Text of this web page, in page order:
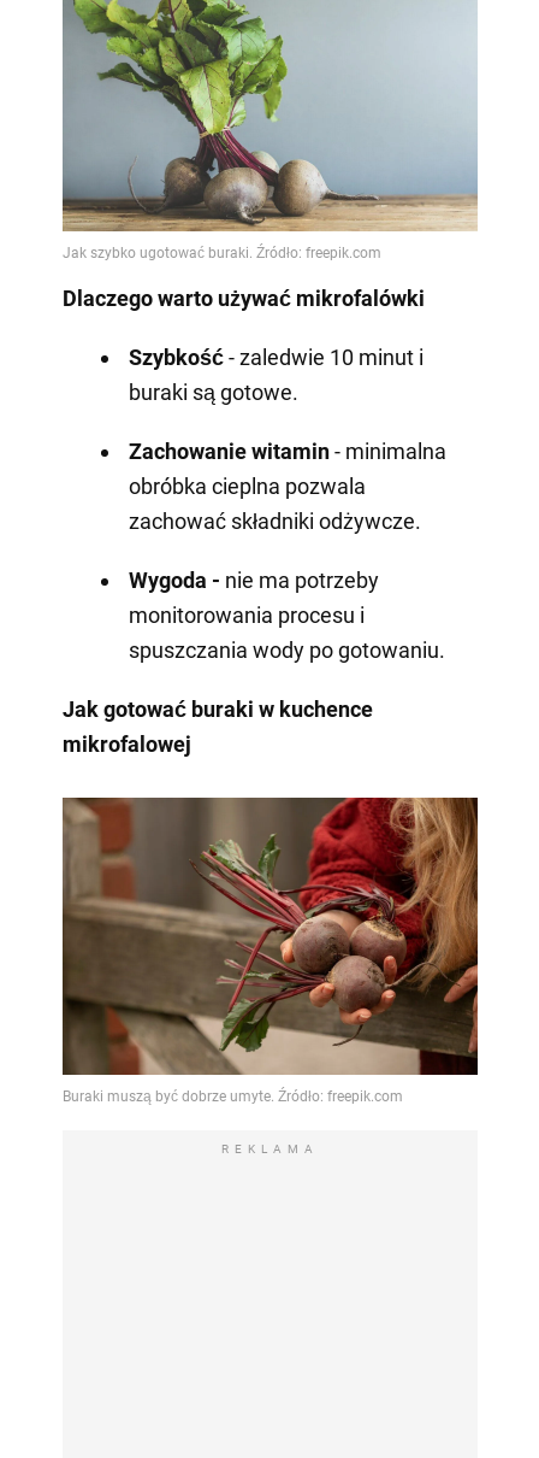
Dlaczego warto używać mikrofalówki
Szybkość- zaledwie 10 minut i
buraki są gotowe.
Zachowanie witamin- minimalna
obróbka cieplna pozwala
zachować składniki odżywcze.
Wygoda - nie ma potrzeby
monitorowania procesu i
spuszczania wody po gotowaniu.
Jak gotować buraki w kuchence
mikrofalowej
REKLAMA